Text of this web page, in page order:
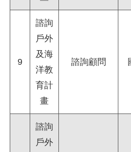
9
諮詢
戶外
及海
洋教
育計
畫
諮詢顧問
諮詢
戶外